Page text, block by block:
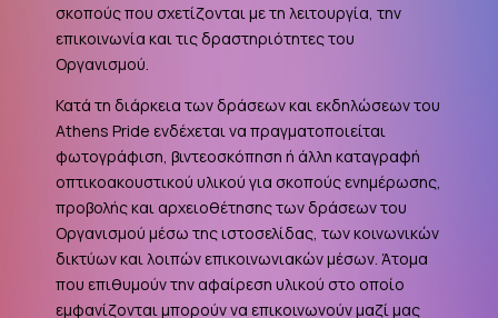
σκοπούς που σχετίζονται με τη λειτουργία, την
επικοινωνία και τις δραστηριότητες του
Οργανισμού.
Κατά τη διάρκεια των δράσεων και εκδηλώσεων του
Athens Pride ενδέχεται να πραγματοποιείται
φωτογράφιση, βιντεοσκόπηση ή άλλη καταγραφή
οπτικοακουστικού υλικού για σκοπούς ενημέρωσης,
προβολής και αρχειοθέτησης των δράσεων του
Οργανισμού μέσω της ιστοσελίδας, των κοινωνικών
δικτύων και λοιπών επικοινωνιακών μέσων. Άτομα
που επιθυμούν την αφαίρεση υλικού στο οποίο
εμφανίζονται μπορούν να επικοινωνούν μαζί μας